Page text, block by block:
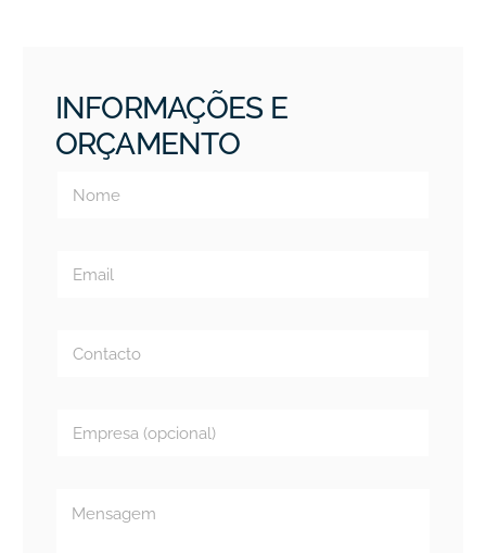
INFORMAÇÕES E
ORÇAMENTO